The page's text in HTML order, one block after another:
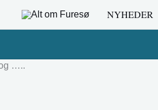
NYHEDER
…..